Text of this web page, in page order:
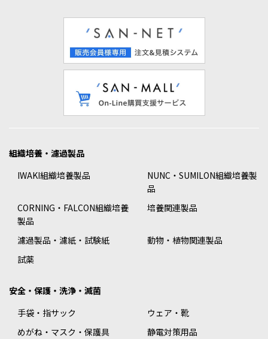
組織培養・濾過製品
IWAKI組織培養製品
NUNC・SUMILON組織培養製
品
CORNING・FALCON組織培養
製品
培養関連製品
濾過製品・濾紙・試験紙
動物・植物関連製品
試薬
安全・保護・洗浄・滅菌
手袋・指サック
ウェア・靴
めがね・マスク・保護具
静電対策用品